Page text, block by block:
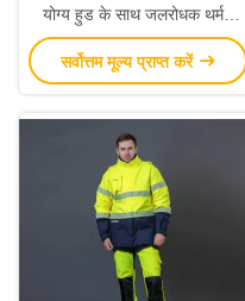
योग्य हुड के साथ जलरोधक थर्मल
सुरक्षा परावर्तक जैकेट
सर्वोत्तम मूल्य प्राप्त करें